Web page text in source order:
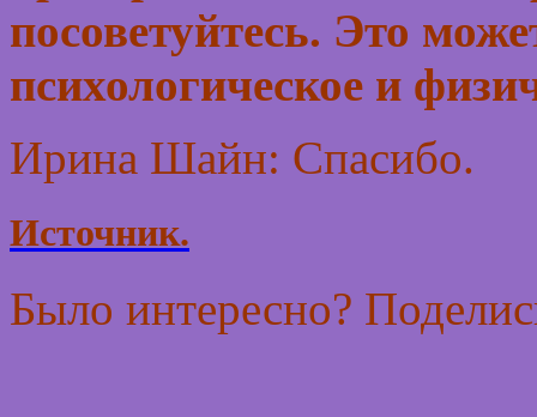
посоветуйтесь. Это
психологическое и
Ирина Шайн: Спасибо.
Источник.
Было интересно?